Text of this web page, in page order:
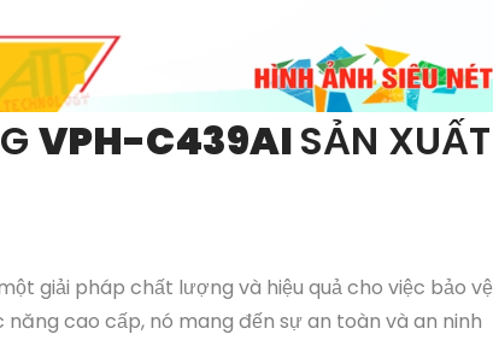
VPH-C439AISẢN XUẤT
giải pháp chất lượng và hiệu quả cho việc bảo vệ
cao cấp, nó mang đến sự an toàn và an ninh